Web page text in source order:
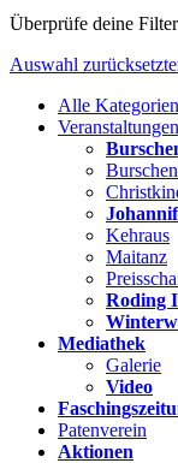
Überprüfe deine
Auswahl
Alle Kategorien
Veranstaltungen
Kehraus
Maitanz
Roding
Mediathek
Galerie
Video
Patenverein
Aktionen